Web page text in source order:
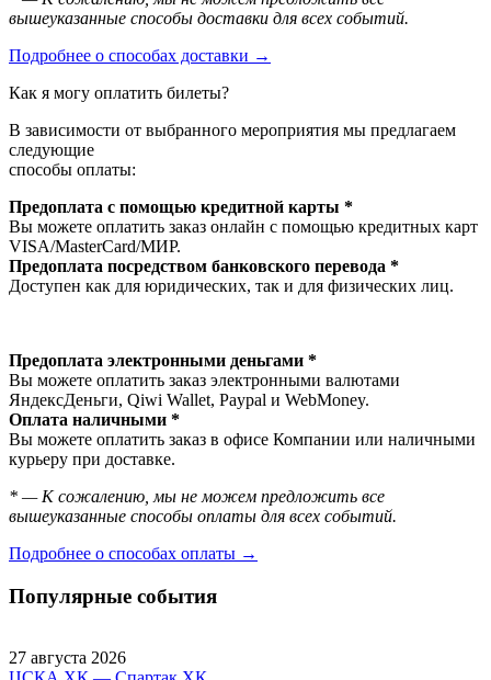
вышеуказанные способы доставки для всех событий.
Подробнее о способах доставки →
Как я могу оплатить билеты?
В зависимости от выбранного мероприятия мы предлагаем
следующие
способы оплаты:
Предоплата с помощью кредитной карты *
Вы можете оплатить заказ онлайн с помощью кредитных карт
VISA/MasterСard/МИР.
Предоплата посредством банковского перевода *
Доступен как для юридических, так и для физических лиц.
Предоплата электронными деньгами *
Вы можете оплатить заказ электронными валютами
ЯндексДеньги, Qiwi Wallet, Paypal и WebMoney.
Оплата наличными *
Вы можете оплатить заказ в офисе Компании или наличными
курьеру при доставке.
* — К сожалению, мы не можем предложить все
вышеуказанные способы оплаты для всех событий.
Подробнее о способах оплаты →
Популярные события
27 августа 2026